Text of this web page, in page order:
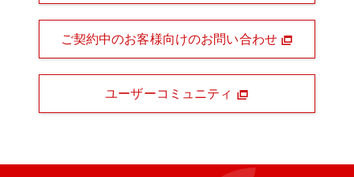
ご契約中のお客様向けのお問い合わせ
ユーザーコミュニティ